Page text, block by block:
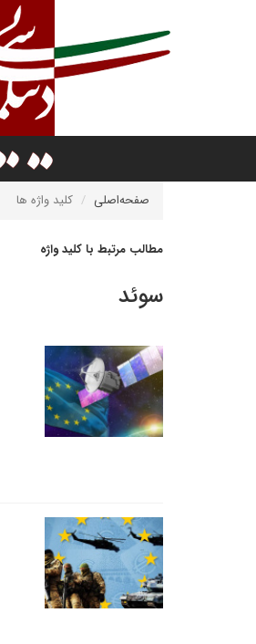
صفحه‌اصلی کلید واژه ها
مطالب مرتبط با کلید واژه
سوئد